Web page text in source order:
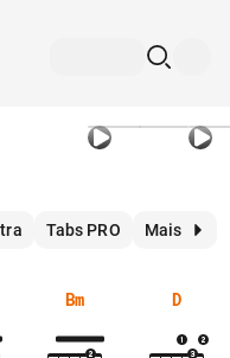
Tabs PRO Mais
Bm D